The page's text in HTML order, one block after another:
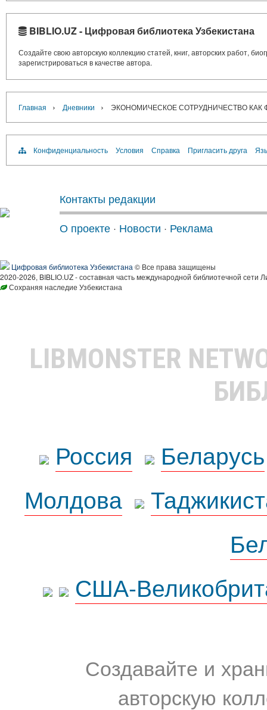
BIBLIO.UZ - Цифровая библиотека Узбекистана
Создайте свою авторскую коллекцию статей, книг, авторских работ,
зарегистрироваться в качестве автора.
Главная › Дневники › ЭКОНОМИЧЕСКОЕ СОТРУДНИЧЕСТВО
Конфиденциальность Условия Справка Пригласить друга
Контакты редакции
О проекте · Новости · Реклама
Цифровая библиотека Узбекистана © Все права защищены
2020-2026, BIBLIO.UZ - составная часть международной библиотечной сети
Сохраняя наследие Узбекистана
LIBMONSTER
Россия
Беларусь
Молдова
США-
Создавайте и
авторскую